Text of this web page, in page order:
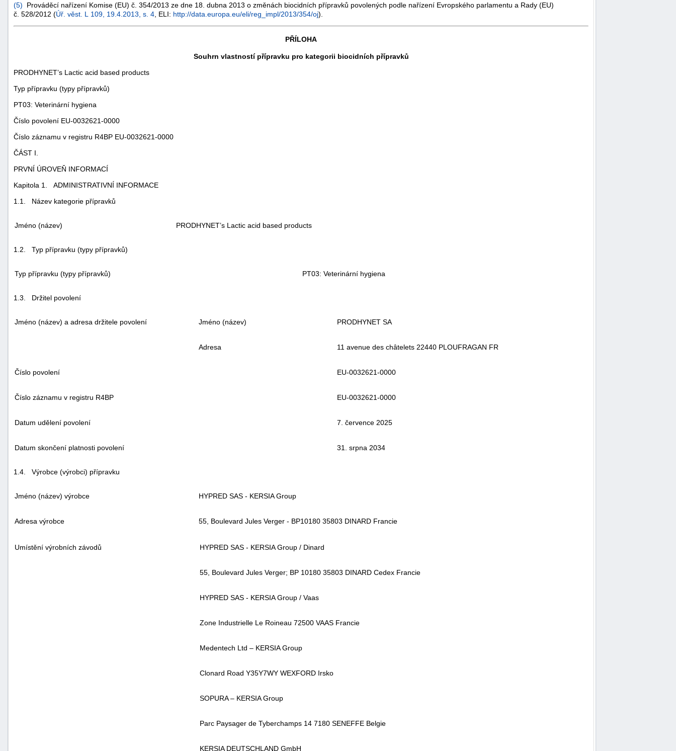
(5) Prováděcí nařízení Komise (EU) č. 354/2013 ze dne 18. dubna 2013 o změnách biocidních přípravků povolených podle nařízení Evropského parlamentu a Rady (EU)
č. 528/2012 (Úř. věst. L 109, 19.4.2013, s. 4 , ELI: http://data.europa.eu/eli/reg_impl/2013/354/oj).
PŘÍLOHA
Souhrn vlastností přípravku pro kategorii biocidních přípravků
PRODHYNET’s Lactic acid based products
Typ přípravku (typy přípravků)
PT03: Veterinární hygiena
Číslo povolení EU-0032621-0000
Číslo záznamu v registru R4BP EU-0032621-0000
ČÁST I.
PRVNÍ ÚROVEŇ INFORMACÍ
Kapitola 1. ADMINISTRATIVNÍ INFORMACE
1.1. Název kategorie přípravků
Jméno (název) PRODHYNET’s Lactic acid based products
1.2. Typ přípravku (typy přípravků)
Typ přípravku (typy přípravků) PT03: Veterinární hygiena
1.3. Držitel povolení
Jméno (název) a adresa držitele povolení Jméno (název) PRODHYNET SA
Adresa 11 avenue des châtelets 22440 PLOUFRAGAN FR
Číslo povolení EU-0032621-0000
Číslo záznamu v registru R4BP EU-0032621-0000
Datum udělení povolení 7. července 2025
Datum skončení platnosti povolení 31. srpna 2034
1.4. Výrobce (výrobci) přípravku
Jméno (název) výrobce HYPRED SAS - KERSIA Group
Adresa výrobce 55, Boulevard Jules Verger - BP10180 35803 DINARD Francie
Umístění výrobních závodů HYPRED SAS - KERSIA Group / Dinard
55, Boulevard Jules Verger; BP 10180 35803 DINARD Cedex Francie
HYPRED SAS - KERSIA Group / Vaas
Zone Industrielle Le Roineau 72500 VAAS Francie
Medentech Ltd – KERSIA Group
Clonard Road Y35Y7WY WEXFORD Irsko
SOPURA – KERSIA Group
Parc Paysager de Tyberchamps 14 7180 SENEFFE Belgie
KERSIA DEUTSCHLAND GmbH